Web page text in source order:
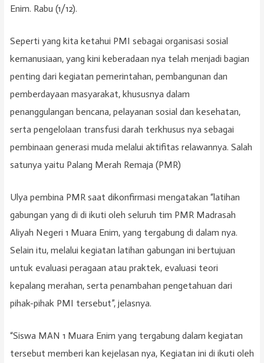
Enim. Rabu (1/12).
Seperti yang kita ketahui PMI sebagai organisasi sosial
kemanusiaan, yang kini keberadaan nya telah menjadi bagian
penting dari kegiatan pemerintahan, pembangunan dan
pemberdayaan masyarakat, khususnya dalam
penanggulangan bencana, pelayanan sosial dan kesehatan,
serta pengelolaan transfusi darah terkhusus nya sebagai
pembinaan generasi muda melalui aktifitas relawannya. Salah
satunya yaitu Palang Merah Remaja (PMR)
Ulya pembina PMR saat dikonfirmasi mengatakan “latihan
gabungan yang di di ikuti oleh seluruh tim PMR Madrasah
Aliyah Negeri 1 Muara Enim, yang tergabung di dalam nya.
Selain itu, melalui kegiatan latihan gabungan ini bertujuan
untuk evaluasi peragaan atau praktek, evaluasi teori
kepalang merahan, serta penambahan pengetahuan dari
pihak-pihak PMI tersebut”, jelasnya.
“Siswa MAN 1 Muara Enim yang tergabung dalam kegiatan
tersebut memberi kan kejelasan nya, Kegiatan ini di ikuti oleh